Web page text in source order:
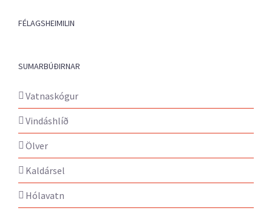
FÉLAGSHEIMILIN
SUMARBÚÐIRNAR
Vatnaskógur
Vindáshlíð
Ölver
Kaldársel
Hólavatn